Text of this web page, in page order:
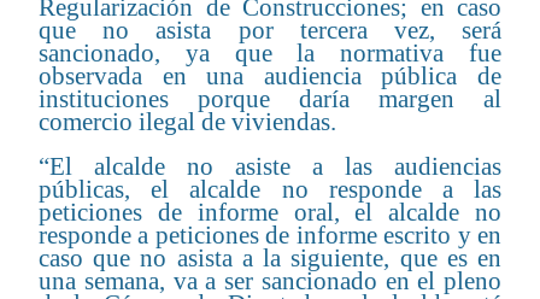
Regularización de Construcciones; en caso
que no asista por tercera vez, será
sancionado, ya que la normativa fue
observada en una audiencia pública de
instituciones porque daría margen al
comercio ilegal de viviendas.
“El alcalde no asiste a las audiencias
públicas, el alcalde no responde a las
peticiones de informe oral, el alcalde no
responde a peticiones de informe escrito y en
caso que no asista a la siguiente, que es en
una semana, va a ser sancionado en el pleno